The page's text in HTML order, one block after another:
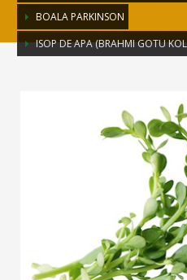
BOALA PARKINSON
ISOP DE APA (BRAHMI GOTU